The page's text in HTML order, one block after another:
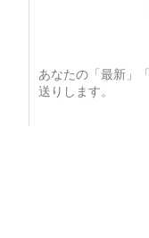
あなたの「最新」
送りします。